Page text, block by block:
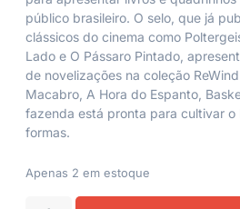
público brasileiro. O selo, que já
clássicos do cinema como
Lado e O Pássaro Pintado ,
de novelizações na coleção
Macabro A Hora do Espanto
fazenda está pronta para cultivar o
formas.
Apenas 2 em estoque